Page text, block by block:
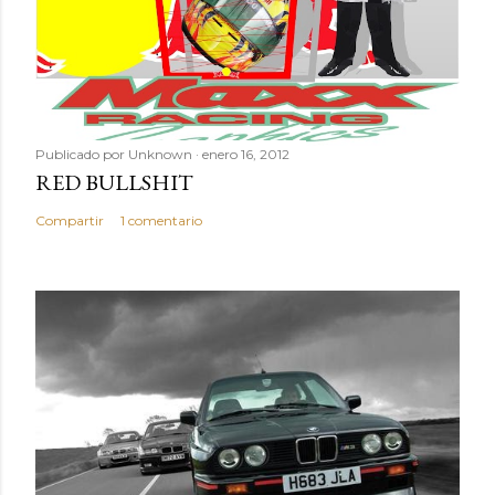
n
r
i
Publicado por Unknown enero 16, 2012
RED BULLSHIT
Compartir 1 comentario